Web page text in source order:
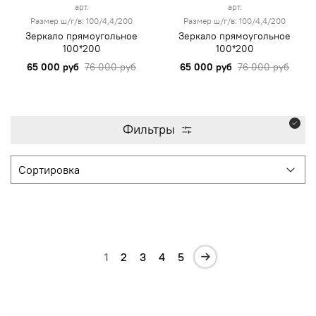
арт.
Размер ш/г/в: 100/4,4/200
Зеркало прямоугольное
100*200
65 000 руб 76 000 руб
арт.
Размер ш/г/в: 100/4,4/200
Зеркало прямоугольное
100*200
65 000 руб 76 000 руб
Фильтры
1 2 3 4 5